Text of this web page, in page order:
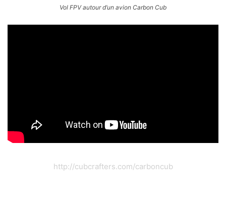
Vol FPV autour d’un avion Carbon Cub
http://cubcrafters.com/carboncub